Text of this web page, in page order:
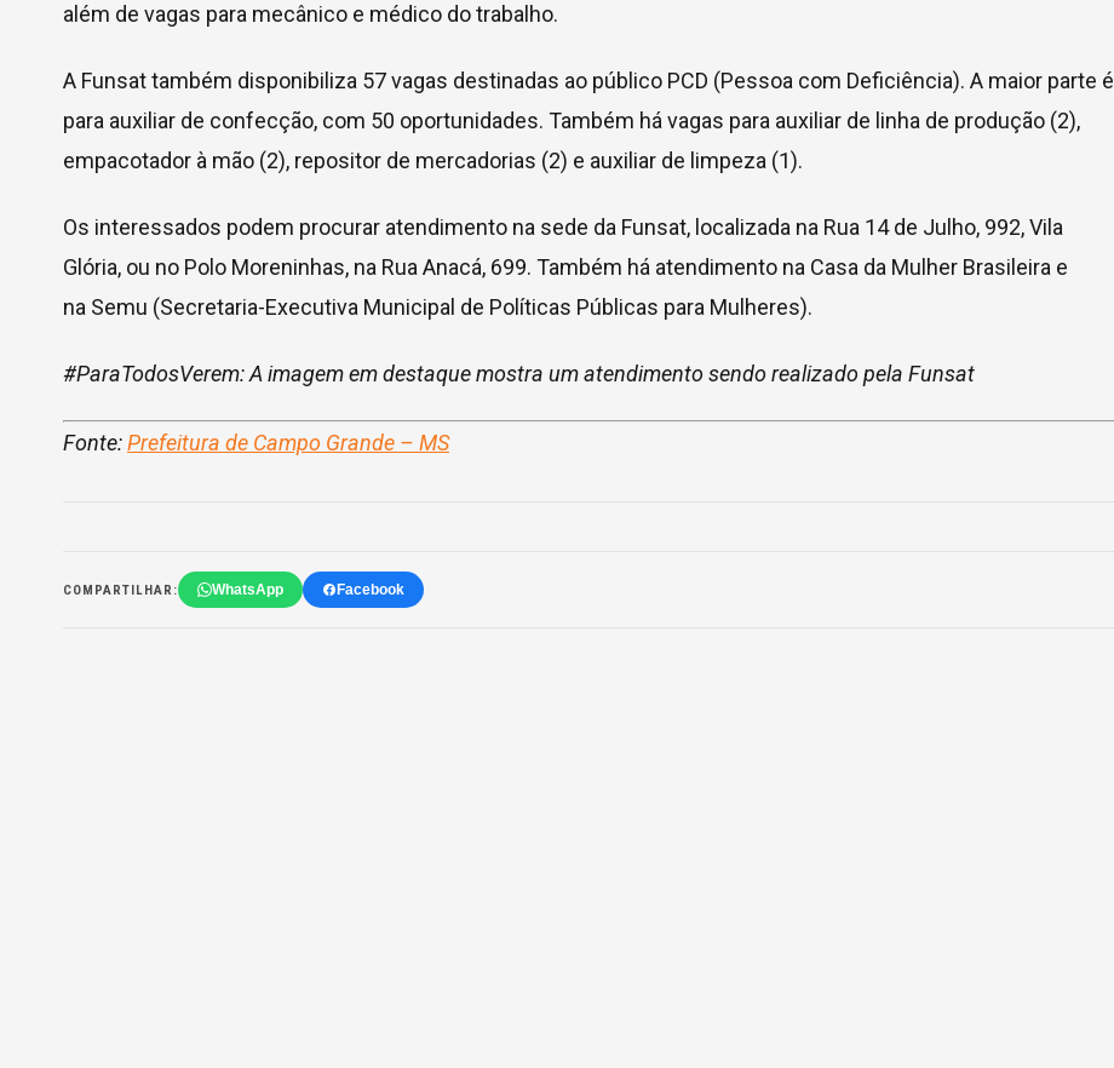
além de vagas para mecânico e médico do trabalho.
A Funsat também disponibiliza 57 vagas destinadas ao público PCD (Pessoa com Deficiência). A maior parte é
para auxiliar de confecção, com 50 oportunidades. Também há vagas para auxiliar de linha de produção (2),
empacotador à mão (2), repositor de mercadorias (2) e auxiliar de limpeza (1).
Os interessados podem procurar atendimento na sede da Funsat, localizada na Rua 14 de Julho, 992, Vila
Glória, ou no Polo Moreninhas, na Rua Anacá, 699. Também há atendimento na Casa da Mulher Brasileira e
na Semu (Secretaria-Executiva Municipal de Políticas Públicas para Mulheres).
#ParaTodosVerem: A imagem em destaque mostra um atendimento sendo realizado pela Funsat
Fonte:Prefeitura de Campo Grande – MS
COMPARTILHAR: WhatsApp Facebook